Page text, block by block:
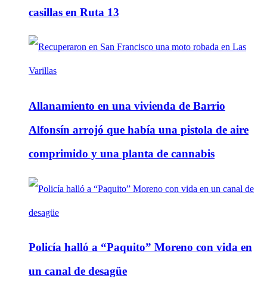
casillas en Ruta 13
Allanamiento en una vivienda de Barrio
Alfonsín arrojó que había una pistola de aire
comprimido y una planta de cannabis
Policía halló a “Paquito” Moreno con vida en
un canal de desagüe